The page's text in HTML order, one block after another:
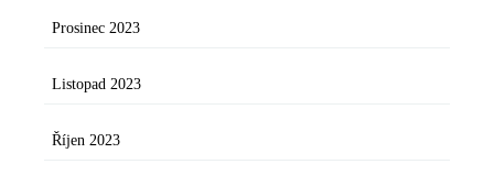
Prosinec 2023
Listopad 2023
Říjen 2023